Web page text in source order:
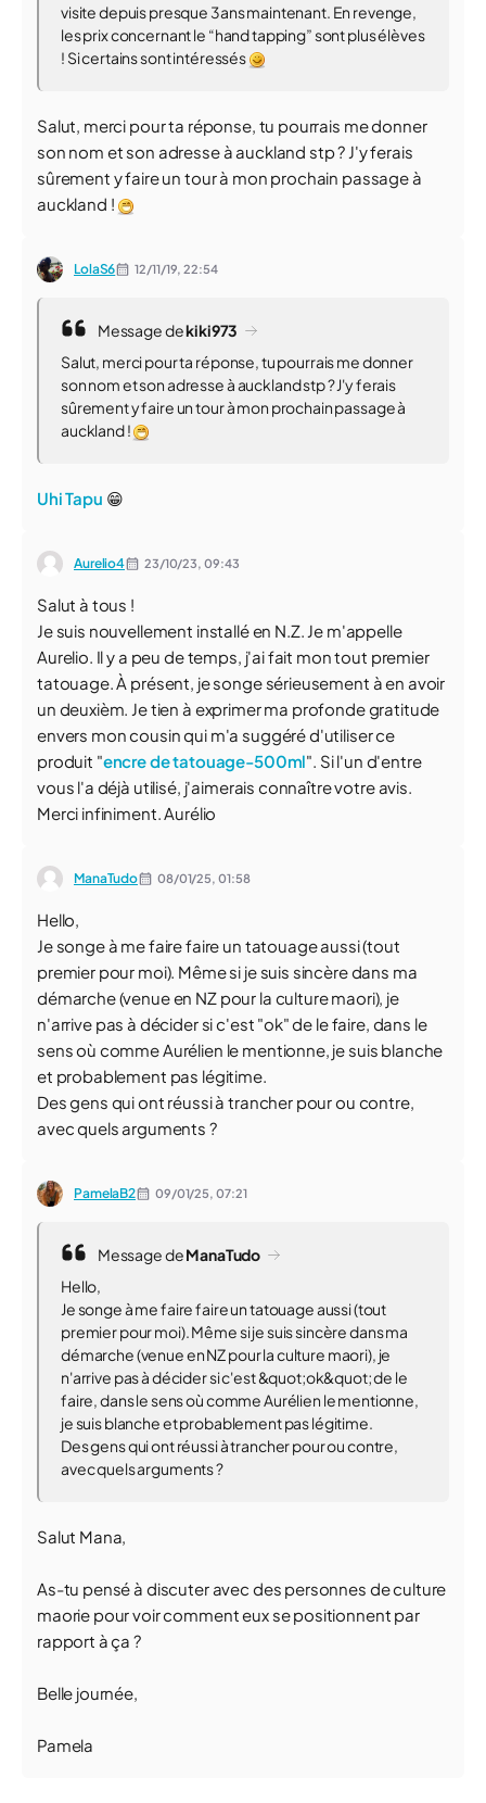
visite depuis presque 3ans maintenant. En revenge,
les prix concernant le “hand tapping” sont plus élèves
! Si certains sont intéressés
Salut, merci pour ta réponse, tu pourrais me donner
son nom et son adresse à auckland stp ? J'y ferais
sûrement y faire un tour à mon prochain passage à
auckland !
LolaS6 12/11/19,22:54
Message dekiki973
Salut, merci pour ta réponse, tu pourrais me donner
son nom et son adresse à auckland stp ? J'y ferais
sûrement y faire un tour à mon prochain passage à
auckland !
Uhi Tapu 😁
Aurelio4 23/10/23, 09:43
Salut à tous !
Je suis nouvellement installé en N.Z. Je m'appelle
Aurelio. Il y a peu de temps, j'ai fait mon tout premier
tatouage. À présent, je songe sérieusement à en avoir
un deuxièm. Je tien à exprimer ma profonde gratitude
envers mon cousin qui m'a suggéré d'utiliser ce
produit "encre de tatouage-500ml". Si l'un d'entre
vous l'a déjà utilisé, j'aimerais connaître votre avis.
Merci infiniment. Aurélio
ManaTudo 08/01/25, 01:58
Hello,
Je songe à me faire faire un tatouage aussi (tout
premier pour moi). Même si je suis sincère dans ma
démarche (venue en NZ pour la culture maori), je
n'arrive pas à décider si c'est "ok" de le faire, dans le
sens où comme Aurélien le mentionne, je suis blanche
et probablement pas légitime.
Des gens qui ont réussi à trancher pour ou contre,
avec quels arguments ?
PamelaB2 09/01/25, 07:21
Message deManaTudo
Hello,
Je songe à me faire faire un tatouage aussi (tout
premier pour moi). Même si je suis sincère dans ma
démarche (venue en NZ pour la culture maori), je
n'arrive pas à décider si c'est &quot;ok&quot; de le
faire, dans le sens où comme Aurélien le mentionne,
je suis blanche et probablement pas légitime.
Des gens qui ont réussi à trancher pour ou contre,
avec quels arguments ?
Salut Mana,
As-tu pensé à discuter avec des personnes de culture
maorie pour voir comment eux se positionnent par
rapport à ça ?
Belle journée,
Pamela